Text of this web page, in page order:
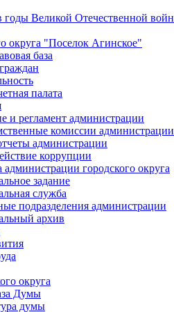
годы Великой Отечественной
округа "Поселок Агинское"
база
палата
и регламент администрации
комиссии администрации
администрации
коррупции
администрации городского округа
задание
служба
подразделения администрации
архив
округа
Думы
думы